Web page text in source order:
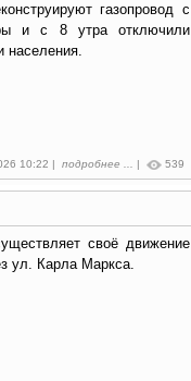
газопровод с
и с 8 утра отключили
населения.
10:22 | подробнее ... | 539
своё движение
ул. Карла Маркса.